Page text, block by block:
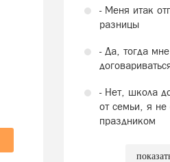
- Меня итак
разницы
- Да, тогда
- Нет, школа
от семьи, я не
праздником